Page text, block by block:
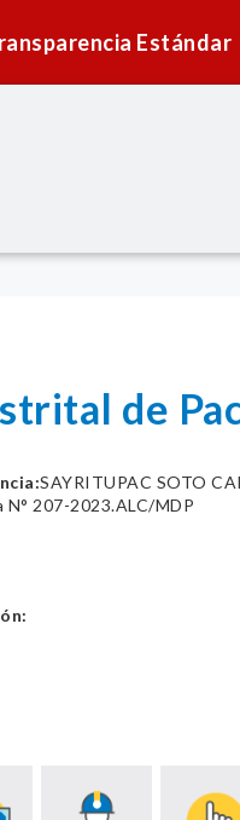
Estándar
de
SAYRITUPAC SOTO
207-2023.ALC/MDP